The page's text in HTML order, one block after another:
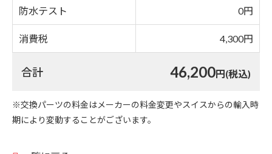
防水テスト 0円
消費税 4,300円
合計 46,200円(税込)
※交換パーツの料金はメーカーの料金変更やスイスからの輸入時
期により変動することがございます。